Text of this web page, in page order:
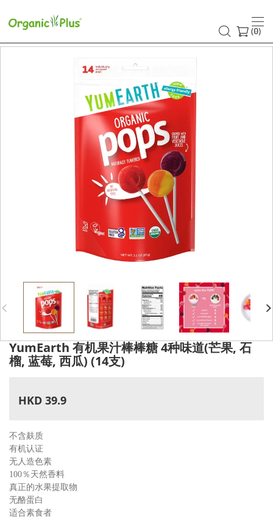
(0)
YumEarth 有机果汁棒棒糖 4种味道(芒果, 石
榴, 蓝莓, 西瓜) (14支)
HKD 39.9
不含麸 质
有机认证
无人造色素
100％天然香料
真正的水果提取物
无酪蛋白
适合素食者